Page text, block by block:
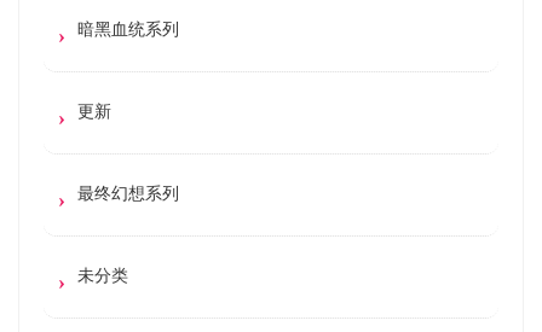
暗黑血统系列
更新
最终幻想系列
未分类